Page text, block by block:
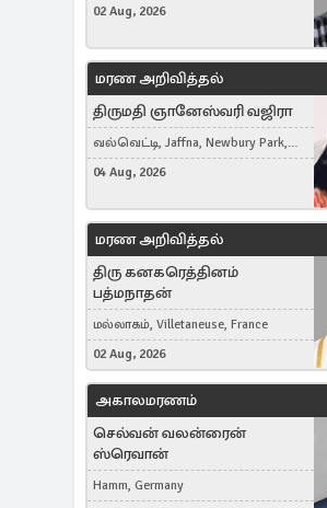
02 Aug, 2026
மரண அறிவித்தல்
திருமதி ஞானேஸ்வரி வஜிரா
வல்வெட்டி, Jaffna, Newbury Park,
United Kingdom
04 Aug, 2026
மரண அறிவித்தல்
திரு கனகரெத்தினம்
பத்மநாதன்
மல்லாகம், Villetaneuse, France
02 Aug, 2026
அகாலமரணம்
செல்வன் வலன்ரைன்
ஸ்ரெவான்
Hamm, Germany